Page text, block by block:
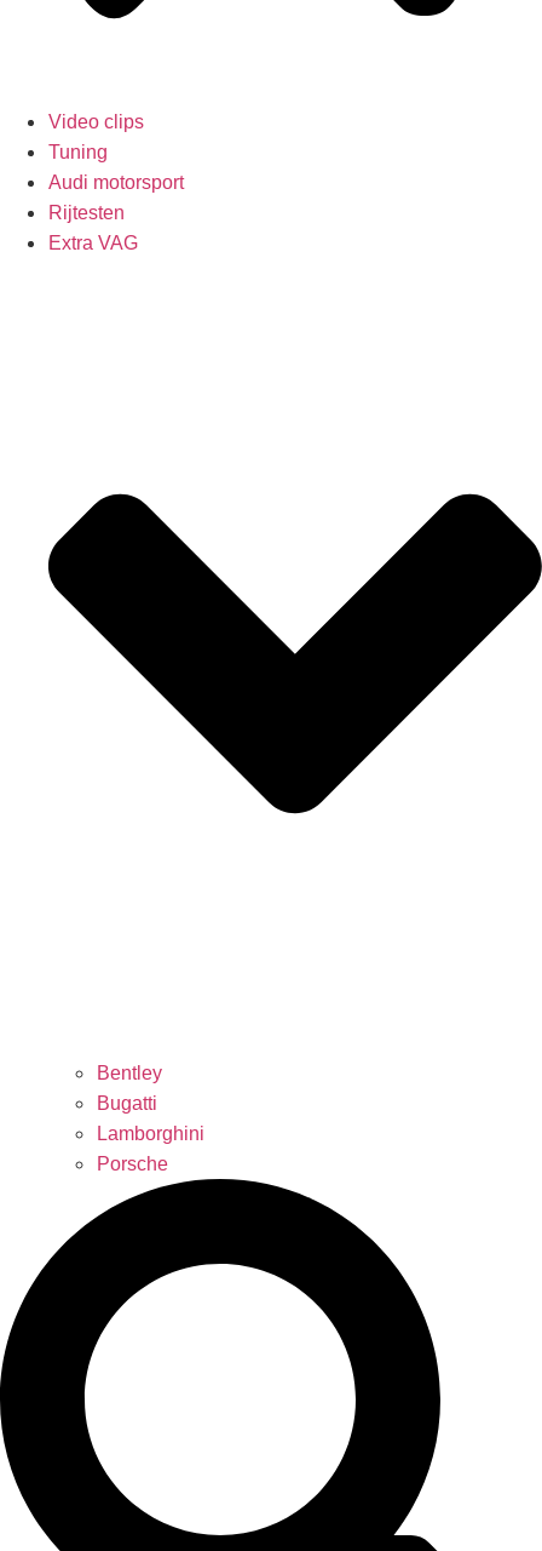
Video clips
Tuning
Audi motorsport
Rijtesten
Extra VAG
Bentley
Bugatti
Lamborghini
Porsche